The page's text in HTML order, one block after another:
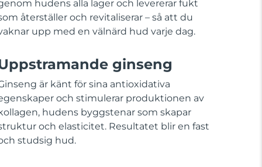
hudens alla lager och levererar fukt
återställer och revitaliserar – så att du
upp med en välnärd hud varje dag.
ginseng
är känt för sina antioxidativa
och stimulerar produktionen av
hudens byggstenar som skapar
och elasticitet. Resultatet blir en fast
studsig hud.